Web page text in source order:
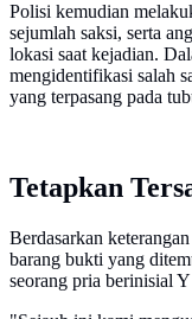
Polisi kemudian
sejumlah saksi, serta
lokasi saat kejadian.
mengidentifikasi salah
yang terpasang pada
Tetapkan
Berdasarkan
barang bukti yang
seorang pria berinisial